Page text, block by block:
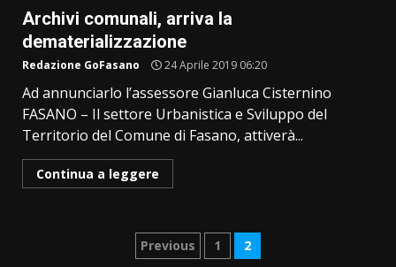
Archivi comunali, arriva la
dematerializzazione
Redazione GoFasano 24 Aprile 2019 06:20
Ad annunciarlo l’assessore Gianluca Cisternino
FASANO – Il settore Urbanistica e Sviluppo del
Territorio del Comune di Fasano, attiverà...
Continua a leggere
Paginazione
Previous 1 2